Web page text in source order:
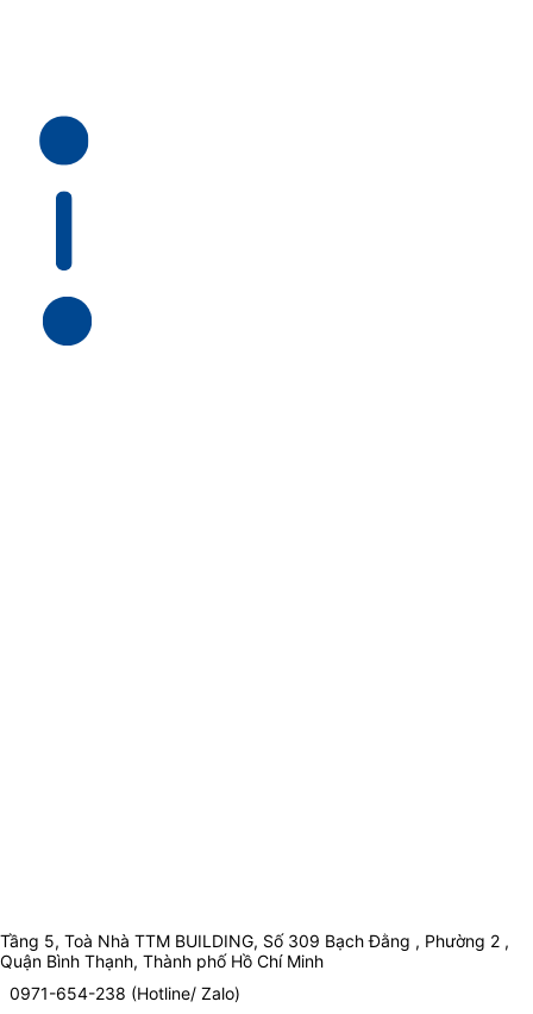
Tầng 5, Toà Nhà TTM BUILDING, Số 309 Bạch Đằng , Phường 2 ,
Quận Bình Thạnh, Thành phố Hồ Chí Minh
0971-654-238 (Hotline/ Zalo)